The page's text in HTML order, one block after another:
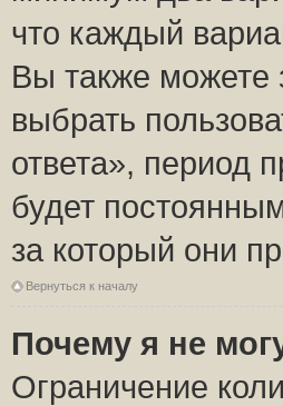
что каждый
Вы также можете
выбрать
ответа», период
будет
за который они
Вернуться к началу
Почему я не
Ограничение